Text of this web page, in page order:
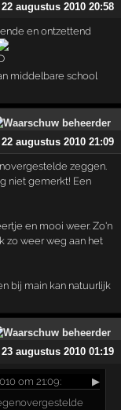
22 augustus 2010 20:58
en ontzettend
middelbare school
22 augustus 2010 21:09
zeggen.
niet gemerkt! Een
en mooi weer. Zo'n
zo weer weg aan het
bij main kan natuurlijk
23 augustus 2010 01:19
om 21:09:
▶